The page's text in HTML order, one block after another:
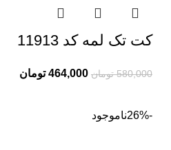
کت تک لمه کد 11913
580,000 تومان 464,000 تومان
-26% ناموجود